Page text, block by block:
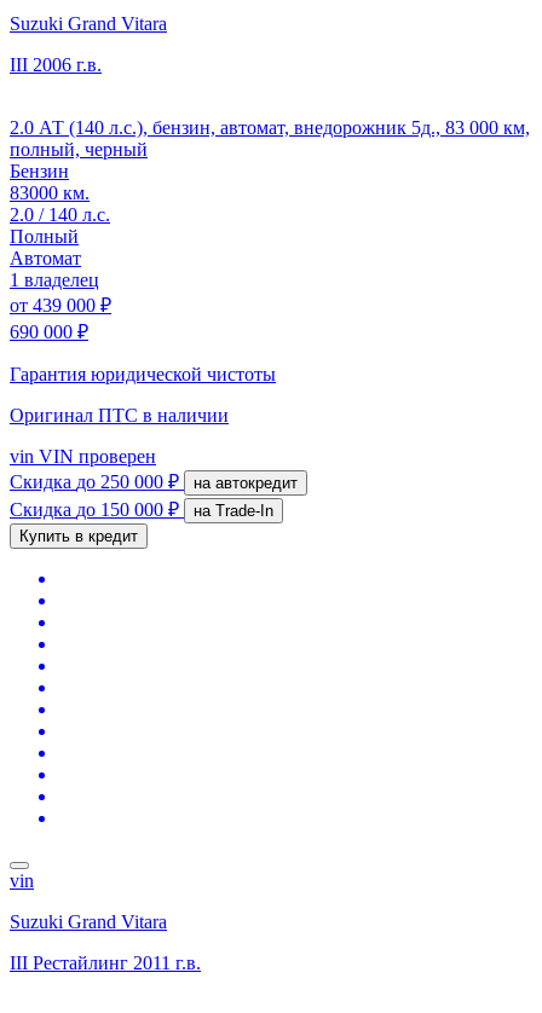
Suzuki Grand Vitara
III 2006 г.в.
2.0 АТ (140 л.с.), бензин, автомат, внедорожник 5д., 83 000 км,
полный, черный
Бензин
83000 км.
2.0 / 140 л.с.
Полный
Автомат
1 владелец
от 439 000 ₽
690 000 ₽
Гарантия юридической чистоты
Оригинал ПТС в наличии
vin VIN проверен
Скидка до 250 000 ₽ на автокредит
Скидка до 150 000 ₽
на Trade-In
Купить в кредит
vin
Suzuki Grand Vitara
III Рестайлинг 2011 г.в.